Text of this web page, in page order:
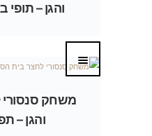
והגן – תופי
משחק
והגן –